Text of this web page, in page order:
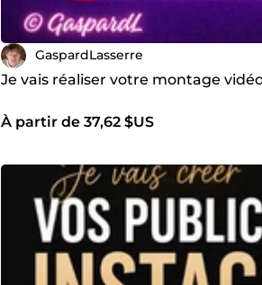
GaspardLasserre
Je vais réaliser votre montage
À partir de 37,62 $US